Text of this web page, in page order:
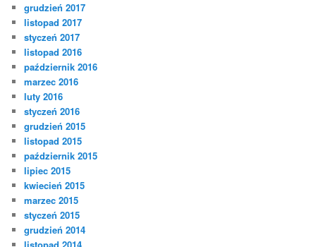
grudzień 2017
listopad 2017
styczeń 2017
listopad 2016
październik 2016
marzec 2016
luty 2016
styczeń 2016
grudzień 2015
listopad 2015
październik 2015
lipiec 2015
kwiecień 2015
marzec 2015
styczeń 2015
grudzień 2014